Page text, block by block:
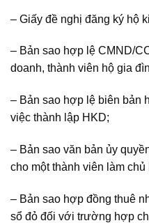
– Giấy đề nghị đăng ký hộ
– Bản sao hợp lệ CMND/
doanh, thành viên hộ gia
– Bản sao hợp lệ biên bản
việc thành lập HKD;
– Bản sao văn bản ủy
cho một thành viên làm chủ
– Bản sao hợp đồng thuê
sổ đỏ đối với trường hợp